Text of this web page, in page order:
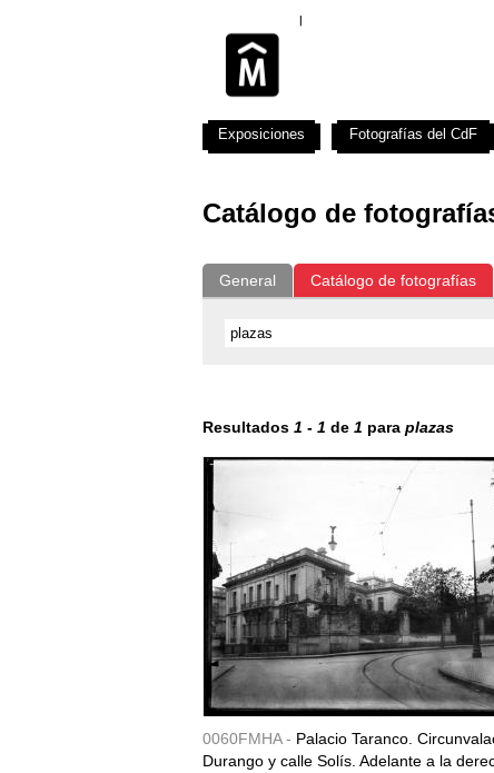
Catálogo de
General Catálogo de fotografías
Resultados 1 - 1 de 1 para plazas
0060FMHA - Palacio Taranco.
Durango y calle Solís. Adelante a la
Exposiciones Fotografías del CdF